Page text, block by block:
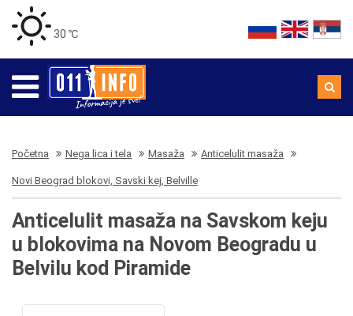
30 ℃
Početna Nega lica i tela Masaža Anticelulit masaža
Novi Beograd blokovi, Savski kej, Belville
Anticelulit masaža na Savskom keju
u blokovima na Novom Beogradu u
Belvilu kod Piramide